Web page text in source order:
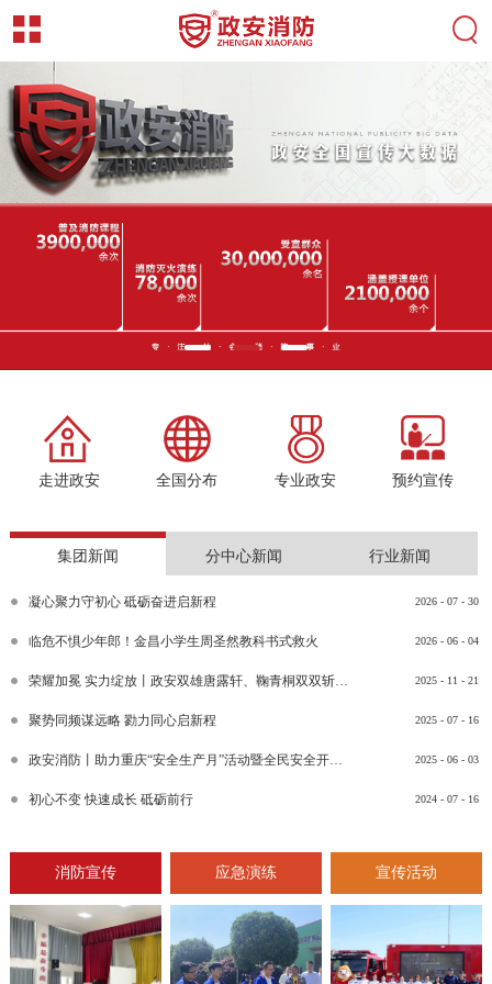
走进政安 全国分布 专业政安 预约宣传
集团新闻 分中心新闻 行业新闻
2026 - 07 - 30
凝心聚力守初心 砥砺奋进启新程
2026 - 06 - 04
临危不惧少年郎！金昌小学生周圣然教科书式救火
2025 - 11 - 21
荣耀加冕 实力绽放丨政安双雄唐露轩、鞠青桐双双斩获“渝消蓝盾讲师团金牌讲师”比武竞赛决赛大奖
2025 - 07 - 16
聚势同频谋远略 勠力同心启新程
2025 - 06 - 03
政安消防丨助力重庆“安全生产月”活动暨全民安全开放日活动
2024 - 07 - 16
初心不变 快速成长 砥砺前行
消防宣传 应急演练 宣传活动